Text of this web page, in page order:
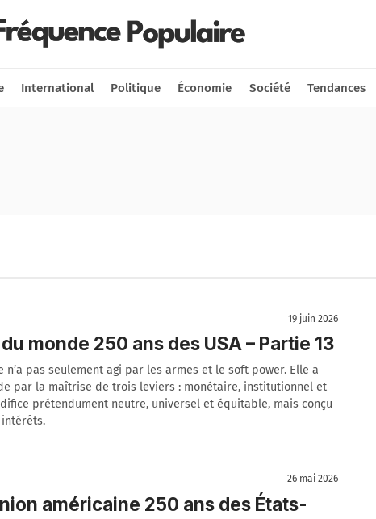
International Politique Économie Société Tendances
Nous soutenir
19 juin 2026
monde 250 ans des USA – Partie 13
n’a pas seulement agi par les armes et le soft power. Elle a
par la maîtrise de trois leviers : monétaire, institutionnel et
prétendument neutre, universel et équitable, mais conçu
26 mai 2026
américaine 250 ans des États-